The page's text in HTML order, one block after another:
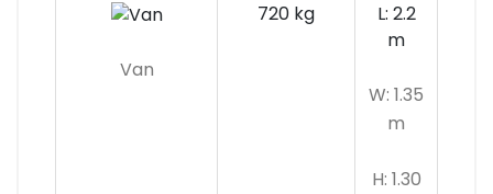
Van
720 kg
L: 2.2
m
W: 1.35
m
H: 1.30